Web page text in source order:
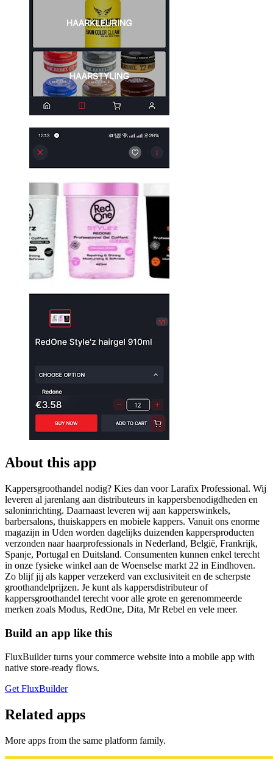
About this app
Kappersgroothandel nodig? Kies dan voor Larafix Professional. Wij
leveren al jarenlang aan distributeurs in kappersbenodigdheden en
saloninrichting. Daarnaast leveren wij aan kapperswinkels,
barbersalons, thuiskappers en mobiele kappers. Vanuit ons enorme
magazijn in Uden worden dagelijks duizenden kappersproducten
verzonden naar haarprofessionals in Nederland, België, Frankrijk,
Spanje, Portugal en Duitsland. Consumenten kunnen enkel terecht
in onze fysieke winkel aan de Woenselse markt 22 in Eindhoven.
Zo blijf jij als kapper verzekerd van exclusiviteit en de scherpste
groothandelprijzen. Je kunt als kappersdistributeur of
kappersgroothandel terecht voor alle grote en gerenommeerde
merken zoals Modus, RedOne, Dita, Mr Rebel en vele meer.
Build an app like this
FluxBuilder turns your commerce website into a mobile app with
native store-ready flows.
Get FluxBuilder
Related apps
More apps from the same platform family.